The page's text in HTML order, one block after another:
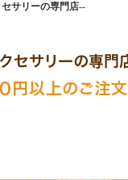
サリーの専門店--